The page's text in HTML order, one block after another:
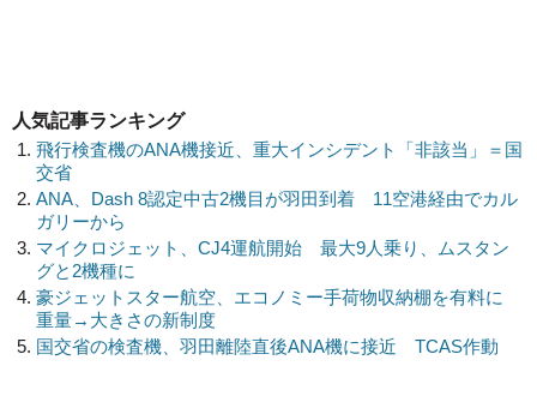
人気記事ランキング
飛行検査機のANA機接近、重大インシデント「非該当」＝国
交省
ANA、Dash 8認定中古2機目が羽田到着 11空港経由でカル
ガリーから
マイクロジェット、CJ4運航開始 最大9人乗り、ムスタン
グと2機種に
豪ジェットスター航空、エコノミー手荷物収納棚を有料に
重量→大きさの新制度
国交省の検査機、羽田離陸直後ANA機に接近 TCAS作動